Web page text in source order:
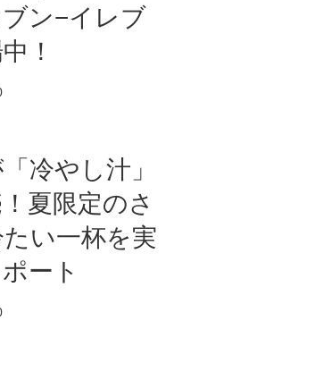
ン−イレブ
！
冷やし汁」
夏限定のさ
い一杯を実
ート